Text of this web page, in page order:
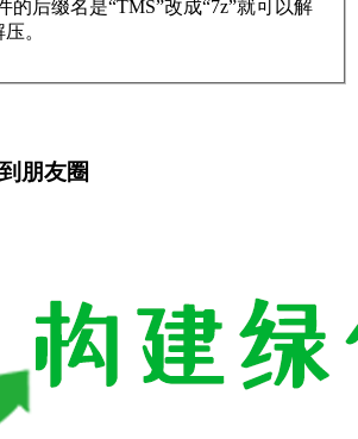
的后缀名是“TMS”改成“7z”就可以解
。
朋友圈